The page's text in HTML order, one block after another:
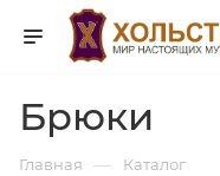
Брюки
Главная — Каталог